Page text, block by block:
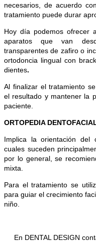
necesarios, de acuerdo
tratamiento puede durar
Hoy día podemos ofrecer
aparatos que van
transparentes de zafiro o
ortodoncia lingual con
dientes.
Al finalizar el tratamiento
el resultado y mantener la
paciente.
ORTOPEDIA
Implica la orientación del
cuales suceden
por lo general, se
mixta.
Para el tratamiento se
para guiar el crecimiento
niño.
En DENTAL DESIGN